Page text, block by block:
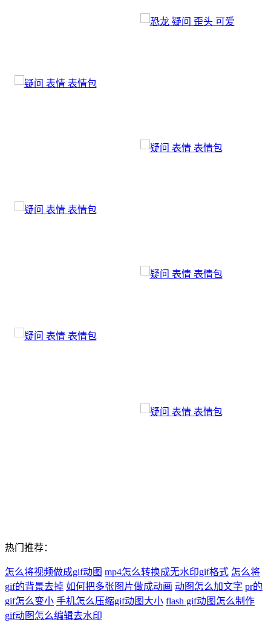
热门推荐：
怎么将视频做成gif动图 mp4怎么转换成无水印gif格式 怎么将
gif的背景去掉 如何把多张图片做成动画 动图怎么加文字 pr的
gif怎么变小 手机怎么压缩gif动图大小 flash gif动图怎么制作
gif动图怎么编辑去水印